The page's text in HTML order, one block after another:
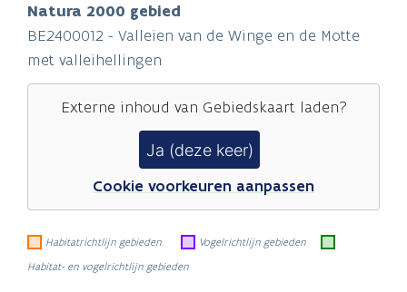
Natura 2000 gebied
BE2400012 - Valleien van de Winge en de Motte
met valleihellingen
Externe inhoud van Gebiedskaartladen?
Ja (deze keer)
Cookie voorkeuren aanpassen
Habitatrichtlijn gebieden
Vogelrichtlijn gebieden
Habitat- en vogelrichtlijn gebieden